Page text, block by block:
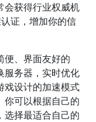
会获得行业权威机
证，增加你的信
便、界面友好的
服务器，实时优化
戏设计的加速模式
你可以根据自己的
选择最适合自己的